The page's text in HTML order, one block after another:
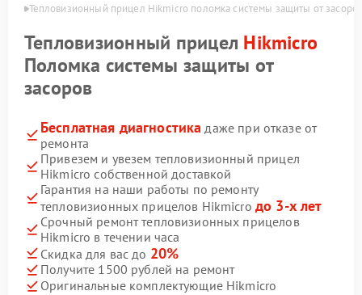
Тепловизионный прицел Hikmicro поломка системы защиты от
Тепловизионный прицел Hikmicro
Поломка системы защиты от
засоров
Бесплатная диагностика даже при отказе от
ремонта
Привезем и увезем тепловизионный прицел
Hikmicro собственной доставкой
Гарантия на наши работы по ремонту
тепловизионных прицелов Hikmicro до 3-х лет
Срочный ремонт тепловизионных прицелов
Hikmicro в течении часа
Скидка для вас до 20%
Получите 1500 рублей на ремонт
Оригинальные комплектующие Hikmicro